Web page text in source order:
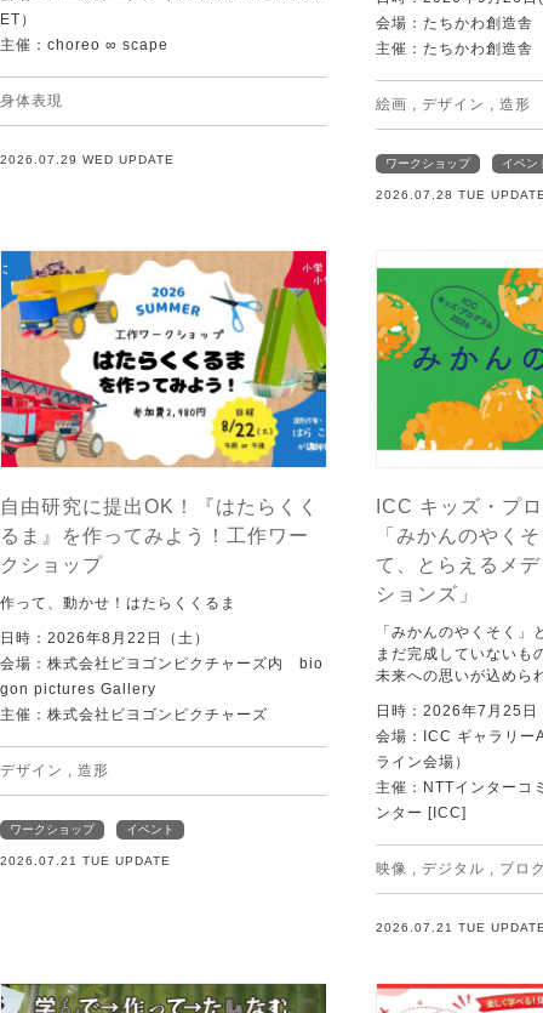
ET）
主催：choreo ∞ scape
身体表現
2026.07.29 WED UPDATE
会場：たちかわ創造舎
主催：たちかわ創造舎
絵画 デザイン 造形
ワークショップ イベン
2026.07.28 TUE
自由研究に提出OK！『はたらくく
るま』を作ってみよう！工作ワー
クショップ
作って、動かせ！はたらくくるま
日時：2026年8月22日（土）
会場：株式会社ビヨゴンピクチャーズ内 bio
gon pictures Gallery
主催：株式会社ビヨゴンピクチャーズ
デザイン 造形
ワークショップ イベント
2026.07.21 TUE UPDATE
ICC キッズ・プ
「みかんのやく
て、とらえるメ
ションズ」
「みかんのやくそく
まだ完成していないも
未来への思いが込めら
日時：2026年7月25
会場：ICC ギャラリー
ライン会場）
主催：NTTインターコ
ンター [ICC]
映像 デジタル プロ
2026.07.21 TUE